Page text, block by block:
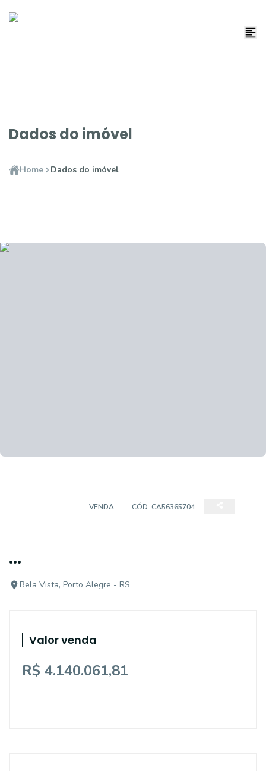
Dados do imóvel
Home Dados do imóvel
VENDA CÓD: CA56365704
...
Bela Vista, Porto Alegre - RS
Valor venda
R$ 4.140.061,81